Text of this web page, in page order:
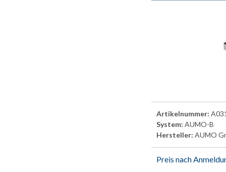
Artikelnummer:
System: AUMO-B
Hersteller: AUMO
Preis nach